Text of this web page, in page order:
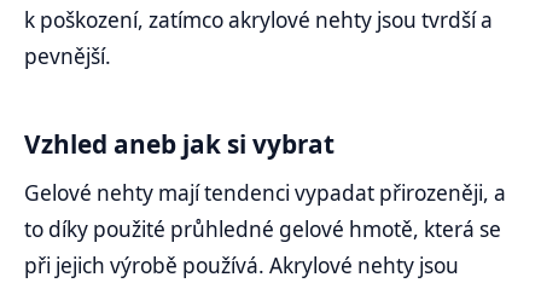
k poškození, zatímco akrylové nehty jsou tvrdší a
pevnější.
Vzhled aneb jak si vybrat
Gelové nehty mají tendenci vypadat přirozeněji, a
to díky použité průhledné gelové hmotě, která se
při jejich výrobě používá. Akrylové nehty jsou